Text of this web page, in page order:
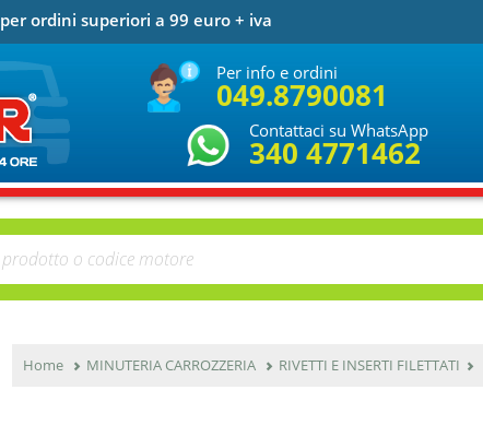
per ordini superiori a 99 euro + iva
Per info e ordini
049.8790081
Contattaci su WhatsApp
340 4771462
Home MINUTERIA CARROZZERIA RIVETTI E INSERTI FILETTATI